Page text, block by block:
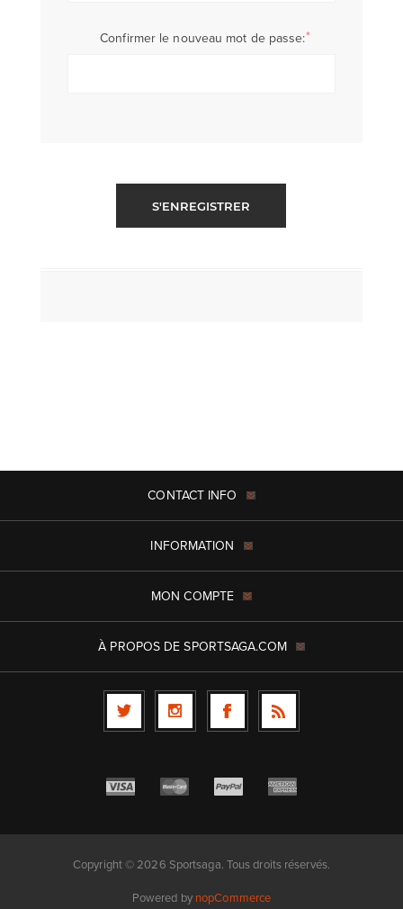
Confirmer le nouveau mot de passe:*
S'ENREGISTRER
CONTACT INFO
INFORMATION
MON COMPTE
À PROPOS DE SPORTSAGA.COM
Copyright © 2026 Sportsaga. Tous droits réservés.
Powered by nopCommerce